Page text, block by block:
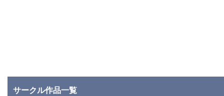
サークル作品一覧